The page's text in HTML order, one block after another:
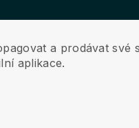
a prodávat své
aplikace.